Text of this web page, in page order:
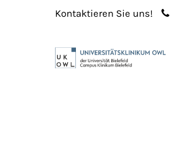
Login
Benutzername
Kontaktieren Sie uns!